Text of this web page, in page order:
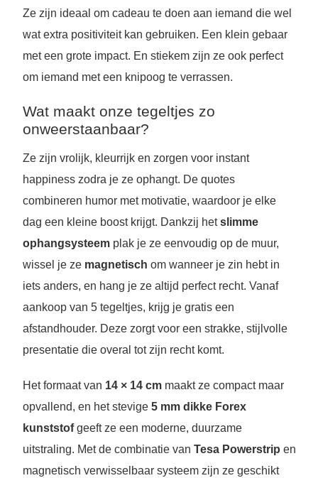
Ze zijn ideaal om cadeau te doen aan iemand die wel
wat extra positiviteit kan gebruiken. Een klein gebaar
met een grote impact. En stiekem zijn ze ook perfect
om iemand met een knipoog te verrassen.
Wat maakt onze tegeltjes zo
onweerstaanbaar?
Ze zijn vrolijk, kleurrijk en zorgen voor instant
happiness zodra je ze ophangt. De quotes
combineren humor met motivatie, waardoor je elke
dag een kleine boost krijgt. Dankzij hetslimme
ophangsysteemplak je ze eenvoudig op de muur,
wissel je ze magnetisch om wanneer je zin hebt in
iets anders, en hang je ze altijd perfect recht. Vanaf
aankoop van 5 tegeltjes, krijg je gratis een
afstandhouder. Deze zorgt voor een strakke, stijlvolle
presentatie die overal tot zijn recht komt.
Het formaat van 14 × 14 cmmaakt ze compact maar
opvallend, en het stevige 5 mm dikke Forex
kunststofgeeft ze een moderne, duurzame
uitstraling. Met de combinatie van Tesa Powerstrip en
magnetisch verwisselbaar systeem zijn ze geschikt